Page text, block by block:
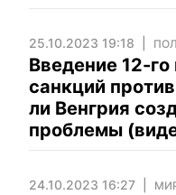
25.10.2023 19:18
Введение 12-го
санкций
ли Венгрия
проблемы
24.10.2023 16:27